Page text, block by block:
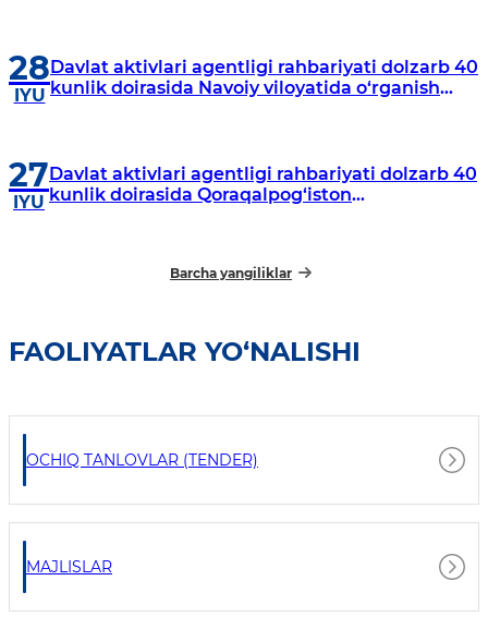
28
IYU
Davlat aktivlari agentligi rahbariyati dolzarb 40
kunlik doirasida Navoiy viloyatida o‘rganish
27
IYU
Davlat aktivlari agentligi rahbariyati dolzarb 40
kunlik doirasida Qoraqalpog‘iston
Barcha yangiliklar
FAOLIYATLAR YO‘NALISHI
OCHIQ TANLOVLAR (TENDER)
MAJLISLAR